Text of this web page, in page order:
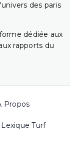
des paris
dédiée aux
rapports du
Propos
Lexique Turf